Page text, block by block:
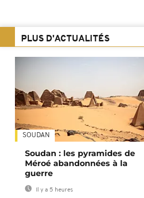
PLUS D'ACTUALITÉS
SOUDAN
Soudan : les pyramides de
Méroé abandonnées à la
guerre
Il y a 5 heures